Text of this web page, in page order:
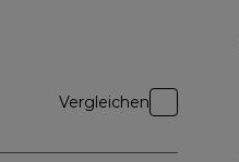
Vergleichen